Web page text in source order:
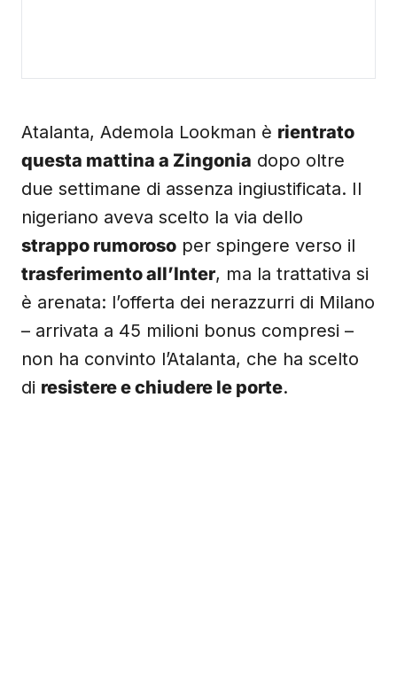
Atalanta, Ademola Lookman è rientrato
questa mattina a Zingonia dopo oltre
due settimane di assenza ingiustificata. Il
nigeriano aveva scelto la via dello
strappo rumoroso per spingere verso il
trasferimento all’Inter, ma la trattativa si
è arenata: l’offerta dei nerazzurri di Milano
– arrivata a 45 milioni bonus compresi –
non ha convinto l’Atalanta, che ha scelto
di resistere e chiudere le porte.